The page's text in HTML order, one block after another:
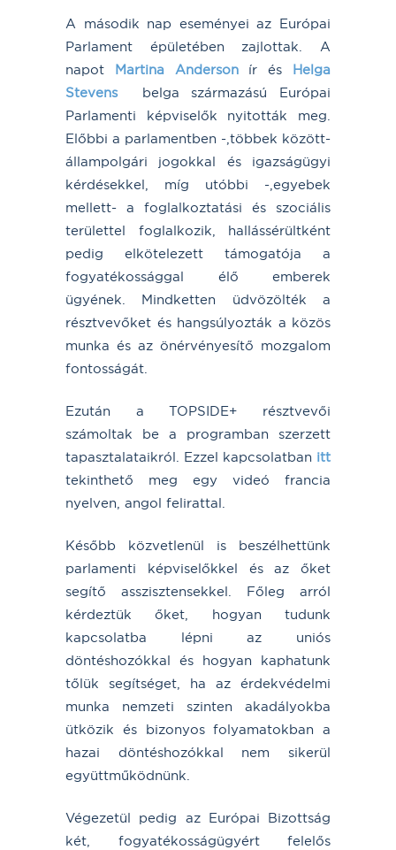
A második nap eseményei az Európai
Parlament épületében zajlottak. A
napot Martina Andersonír és Helga
Stevens
belga származású Európai
Parlamenti képviselők nyitották meg.
Előbbi a parlamentben -,többek között-
állampolgári jogokkal és igazságügyi
kérdésekkel, míg utóbbi -,egyebek
mellett- a foglalkoztatási és szociális
területtel foglalkozik, hallássérültként
pedig elkötelezett támogatója a
fogyatékossággal élő emberek
ügyének. Mindketten üdvözölték a
résztvevőket és hangsúlyozták a közös
munka és az önérvényesítő mozgalom
fontosságát.
Ezután a TOPSIDE+ résztvevői
számoltak be a programban szerzett
tapasztalataikról. Ezzel kapcsolatban itt
tekinthető meg egy videó francia
nyelven, angol felirattal.
Később közvetlenül is beszélhettünk
parlamenti képviselőkkel és az őket
segítő asszisztensekkel. Főleg arról
kérdeztük őket, hogyan tudunk
kapcsolatba lépni az uniós
döntéshozókkal és hogyan kaphatunk
tőlük segítséget, ha az érdekvédelmi
munka nemzeti szinten akadályokba
ütközik és bizonyos folyamatokban a
hazai döntéshozókkal nem sikerül
együttműködnünk.
Végezetül pedig az Európai Bizottság
két, fogyatékosságügyért felelős